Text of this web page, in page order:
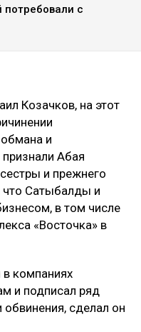
потребовали с
Козачков, на этот
и
Абая
и прежнего
что Сатыбалды и
в том числе
«Восточка» в
компаниях
и подписал ряд
сделал он